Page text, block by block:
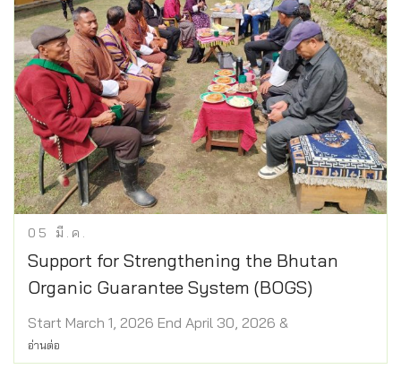
05 มี.ค.
Support for Strengthening the Bhutan
Organic Guarantee System (BOGS)
Start March 1, 2026 End April 30, 2026 &
อ่านต่อ